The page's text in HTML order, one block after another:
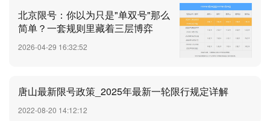
北京限号：你以为只是"单双号"那么
简单？一套规则里藏着三层博弈
2026-04-29 16:32:52
唐山最新限号政策_2025年最新一轮限行规定详解
2022-08-20 14:12:12